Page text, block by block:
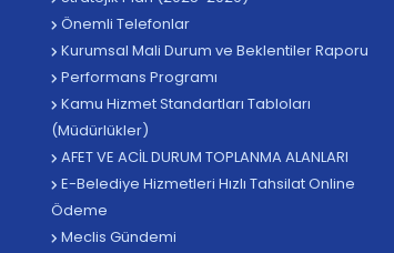
Önemli Telefonlar
Kurumsal Mali Durum ve Beklentiler Raporu
Performans Programı
Kamu Hizmet Standartları Tabloları
(Müdürlükler)
AFET VE ACİL DURUM TOPLANMA ALANLARI
E-Belediye Hizmetleri Hızlı Tahsilat Online
Ödeme
Meclis Gündemi